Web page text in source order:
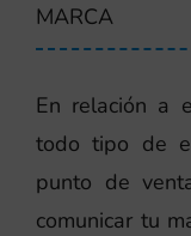
MARCA
En relación a
todo tipo de
punto de
comunicar tu